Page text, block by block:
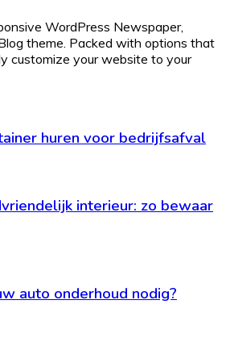
WordPress Newspaper,
theme. Packed with options that
customize your website to your
huren voor bedrijfsafval
interieur: zo bewaar
auto onderhoud nodig?